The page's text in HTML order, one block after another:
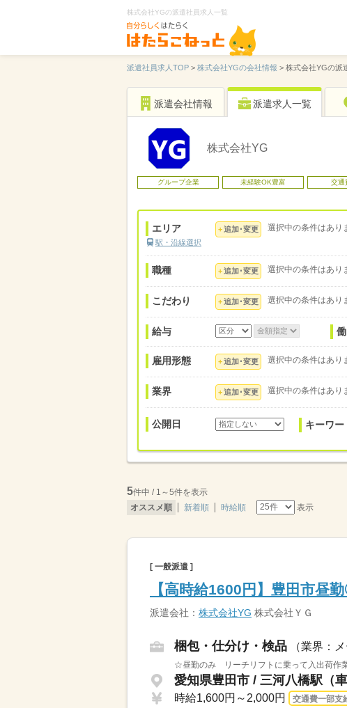
株式会社YGの派遣社員求人一覧
派遣社員求人TOP > 株式会社YGの会社情報 > 株式会社YGの派
派遣会社情報 派遣求人一覧
株式会社YG
グループ企業 未経験OK豊富 交通
エリア
駅・沿線選択
追加･変更 選択中の条件はあり
職種 追加･変更 選択中の条件はあり
こだわり 追加･変更 選択中の条件はあり
給与
雇用形態 追加･変更 選択中の条件はあり
業界 追加･変更 選択中の条件はあり
公開日 キーワー
5件中 / 1～5件を表示
オススメ順
新着順 時給順 表示
[ 一般派遣 ]
【高時給1600円】豊田市
派遣会社： 株式会社YG 株式会社ＹＧ
梱包・仕分け・検品 （業界：
☆昼勤のみ リーチリフトに乗って入出荷作
愛知県豊田市 / 三河八橋駅（車
時給1,600円～2,000円 交通費一部支